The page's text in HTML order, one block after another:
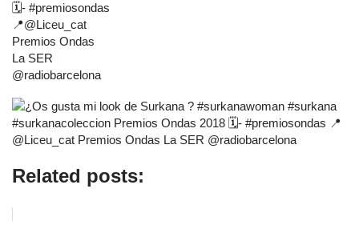
🗓- #premiosondas
📍@Liceu_cat
Premios Ondas
La SER
@radiobarcelona
Related posts: